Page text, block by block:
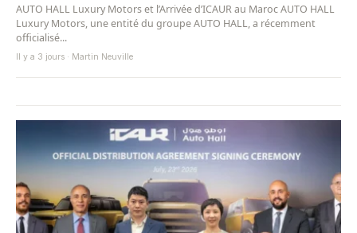
AUTO HALL Luxury Motors et l’Arrivée d’ICAUR au Maroc AUTO HALL
Luxury Motors, une entité du groupe AUTO HALL, a récemment
officialisé...
Il y a 3 jours · Martin Neuville